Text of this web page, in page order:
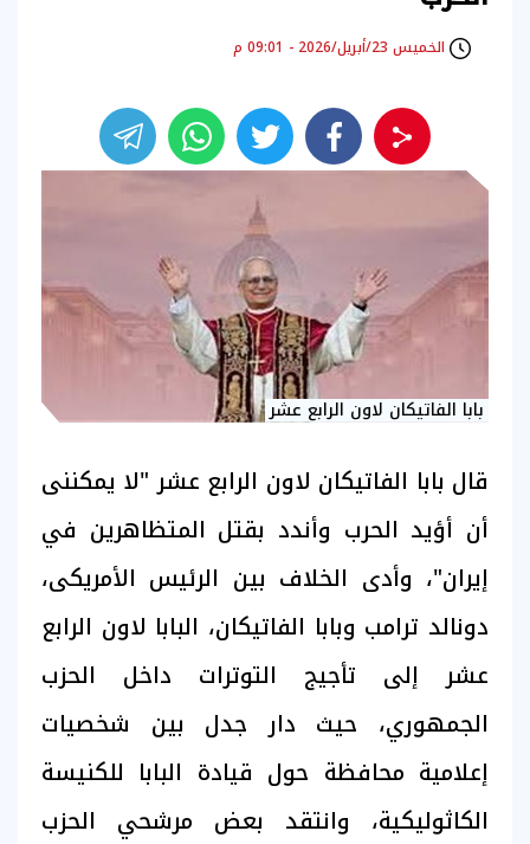
الخميس 23/أبريل/2026 - 09:01 م
بابا الفاتيكان لاون الرابع عشر
قال بابا الفاتيكان لاون الرابع عشر "لا يمكننى
أن أؤيد الحرب وأندد بقتل المتظاهرين في
إيران"، وأدى الخلاف بين الرئيس الأمريكى،
دونالد ترامب وبابا الفاتيكان، البابا لاون الرابع
عشر إلى تأجيج التوترات داخل الحزب
الجمهوري، حيث دار جدل بين شخصيات
إعلامية محافظة حول قيادة البابا للكنيسة
الكاثوليكية، وانتقد بعض مرشحي الحزب